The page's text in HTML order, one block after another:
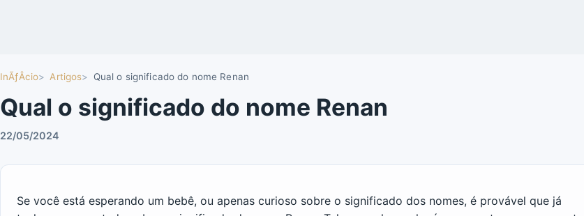
InÃƒÂ­cio Artigos Qual o significado do nome Renan
Qual o significado do nome Renan
22/05/2024
Se você está esperando um bebê, ou apenas curioso sobre o significado dos nomes, é provável que já